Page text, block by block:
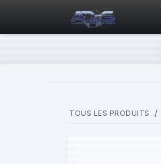
TOUS LES PRODUITS